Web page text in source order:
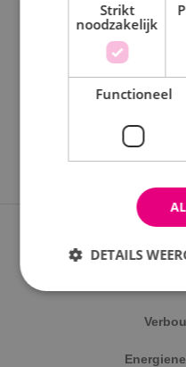
Uren
Fulltime
Parttime
MBO
HBO
Strikt
noodzakelijk
Functioneel
DETAILS
Strikt noodzakelijk
Functioneel